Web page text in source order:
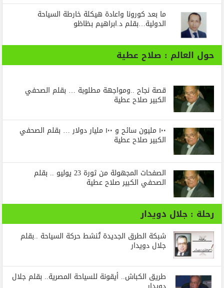
ما بعد كورونا واعادة هيكلة خارطة السياحة
الدولية…بقلم د.ابراهيم بظاظو
حول العالم : صلاح عطية
قصة نجاح ..ومواجهة مطلوبة … بقلم الصحفي
الكبير صلاح عطية
١٠٠ مليون سائح و ١٠٠ مليار دولار … بقلم الصحفي
الكبير صلاح عطية
الصفحات المجهولة من ثورة 23 يوليو .. بقلم
الصحفي الكبير صلاح عطية
رحلة : جلال دويدار
شبكة الطرق الجديدة تُنشط حركة السياحة ..بقلم
جلال دويدار
طريق الكباش.. أيقونة للسياحة المصرية.. بقلم جلال